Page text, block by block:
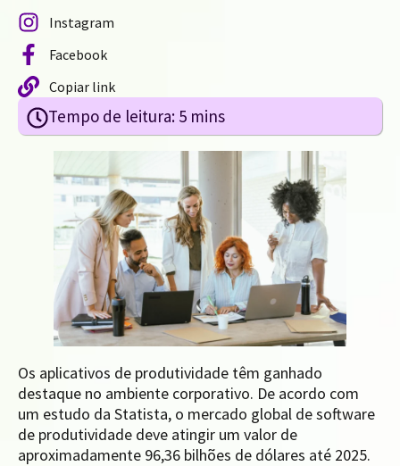
Instagram
Facebook
Copiar link
Os aplicativos de produtividade têm ganhado
destaque no ambiente corporativo. De acordo com
um estudo da Statista, o mercado global de software
de produtividade deve atingir um valor de
aproximadamente 96,36 bilhões de dólares até 2025.